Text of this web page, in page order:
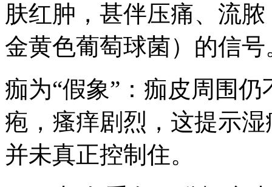
肤红肿，甚伴压痛、流
金黄色葡萄球菌）的信号
痂为“假象”：痂皮周围
疱，瘙痒剧烈，这提示
并未真正控制住。